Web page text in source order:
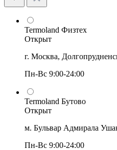
Termoland Физтех
Открыт
г. Москва,
Пн-Вс 9:00-24:00
Termoland Бутово
Открыт
м. Бульвар Адмирала
Пн-Вс 9:00-24:00